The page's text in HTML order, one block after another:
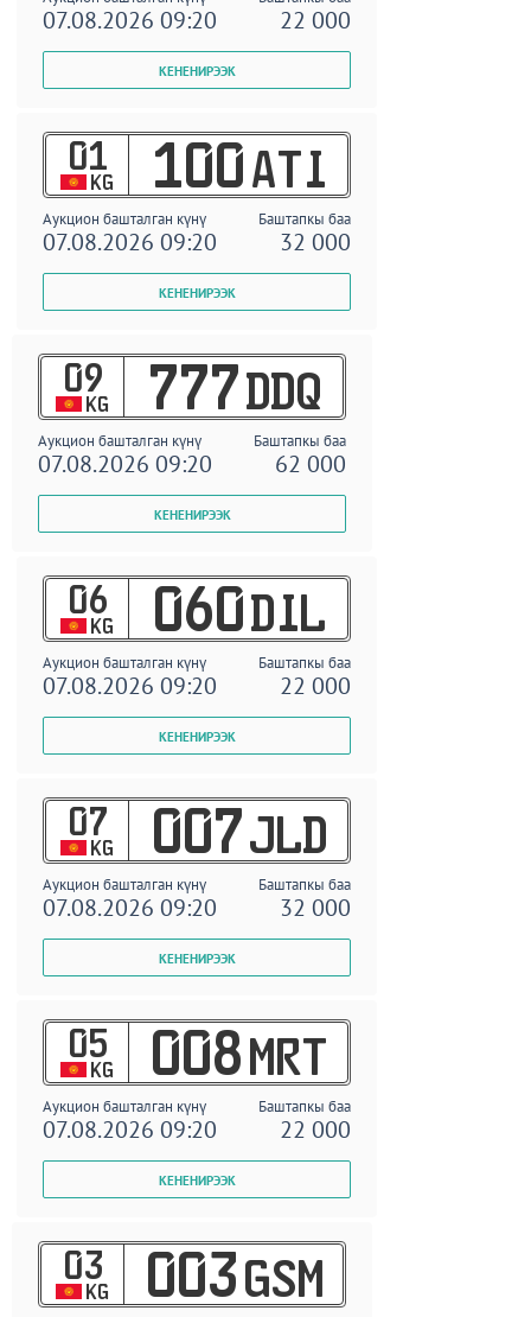
07.08.2026 09:20 22 000
01
KG 100 ATI
Аукцион башталган күнү Баштапкы баа
07.08.2026 09:20 32 000
09
KG 777 DDQ
Аукцион башталган күнү Баштапкы баа
07.08.2026 09:20 62 000
06
KG 060 DIL
Аукцион башталган күнү Баштапкы баа
07.08.2026 09:20 22 000
07
KG 007 JLD
Аукцион башталган күнү Баштапкы баа
07.08.2026 09:20 32 000
05
KG 008 MRT
Аукцион башталган күнү Баштапкы баа
07.08.2026 09:20 22 000
03
KG 003 GSM